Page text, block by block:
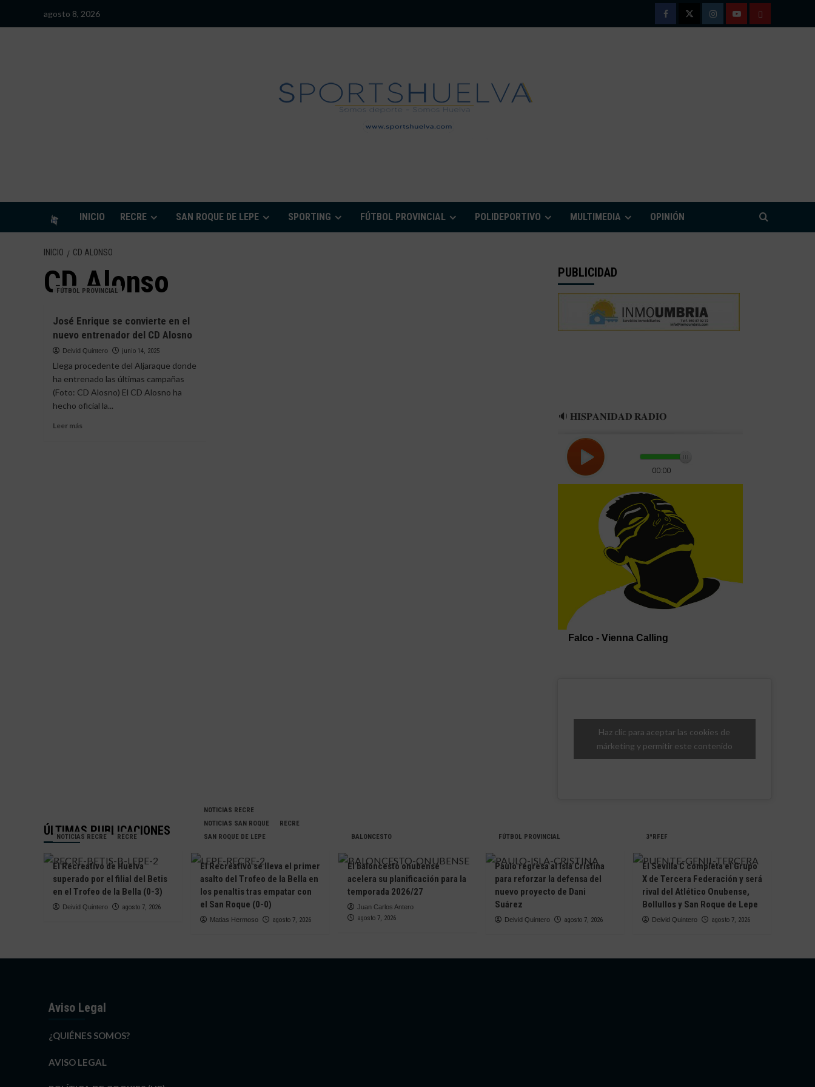
agosto 8, 2026
FacebookTwitterInstagramYoutubeTÉRMINOS
INICIO RECRE SAN ROQUE DE LEPE SPORTING FÚTBOL PROVINCIAL POLIDEPORTIVO MULTIMEDIA OPINIÓN
INICIO CD ALONSO
CD Alonso
FÚTBOL PROVINCIAL
José Enrique se convierte en el
nuevo entrenador del CD Alosno
Deivid Quintero junio 14, 2025
Llega procedente del Aljaraque donde
ha entrenado las últimas campañas
(Foto: CD Alosno) El CD Alosno ha
hecho oficial la...
Leer más
PUBLICIDAD
🔉 𝐇𝐈𝐒𝐏𝐀𝐍𝐈𝐃𝐀𝐃 𝐑𝐀𝐃𝐈𝐎
Haz clic para aceptar las cookies de
márketing y permitir este contenido
ÚLTIMAS PUBLICACIONES
NOTICIAS RECRE RECRE
El Recreativo de Huelva
superado por el filial del Betis
en el Trofeo de la Bella (0-3)
Deivid Quintero agosto 7, 2026
NOTICIAS RECRE
NOTICIAS SAN ROQUE
RECRE
SAN ROQUE DE LEPE
El Recreativo se lleva el primer
asalto del Trofeo de la Bella en
los penaltis tras empatar con
el San Roque (0-0)
Matias Hermoso agosto 7, 2026
BALONCESTO
El baloncesto onubense
acelera su planificación para la
temporada 2026/27
Juan Carlos Antero
agosto 7, 2026
FÚTBOL PROVINCIAL
Paulo regresa al Isla Cristina
para reforzar la defensa del
nuevo proyecto de Dani
Suárez
Deivid Quintero agosto 7, 2026
3ªRFEF
El Sevilla C completa el Grupo
X de Tercera Federación y será
rival del Atlético Onubense,
Bollullos y San Roque de Lepe
Deivid Quintero agosto 7, 2026
Aviso Legal
¿QUIÉNES SOMOS?
AVISO LEGAL